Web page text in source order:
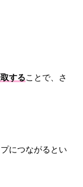
することで、さ
につながるとい